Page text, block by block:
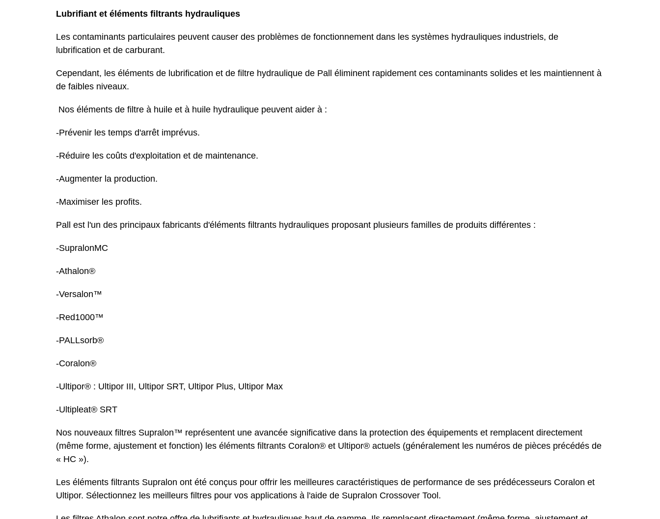
Lubrifiant et éléments filtrants hydrauliques
Les contaminants particulaires peuvent causer des problèmes de fonctionnement dans les systèmes hydrauliques industriels, de
lubrification et de carburant.
Cependant, les éléments de lubrification et de filtre hydraulique de Pall éliminent rapidement ces contaminants solides et les maintiennent à
de faibles niveaux.
Nos éléments de filtre à huile et à huile hydraulique peuvent aider à :
-Prévenir les temps d'arrêt imprévus.
-Réduire les coûts d'exploitation et de maintenance.
-Augmenter la production.
-Maximiser les profits.
Pall est l'un des principaux fabricants d'éléments filtrants hydrauliques proposant plusieurs familles de produits différentes :
-SupralonMC
-Athalon®
-Versalon™
-Red1000™
-PALLsorb®
-Coralon®
-Ultipor® : Ultipor III, Ultipor SRT, Ultipor Plus, Ultipor Max
-Ultipleat® SRT
Nos nouveaux filtres Supralon™ représentent une avancée significative dans la protection des équipements et remplacent directement
(même forme, ajustement et fonction) les éléments filtrants Coralon® et Ultipor® actuels (généralement les numéros de pièces précédés de
« HC »).
Les éléments filtrants Supralon ont été conçus pour offrir les meilleures caractéristiques de performance de ses prédécesseurs Coralon et
Ultipor. Sélectionnez les meilleurs filtres pour vos applications à l'aide de Supralon Crossover Tool.